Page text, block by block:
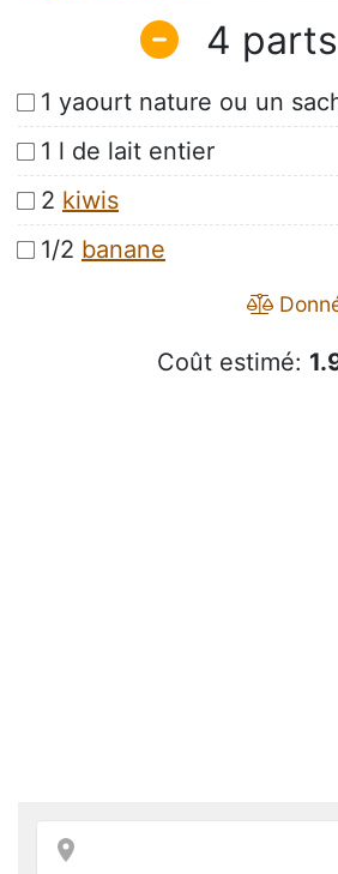
4
1 yaourt nature ou un
1 l de lait entier
2 kiwis
1/2 banane
Coût estimé: